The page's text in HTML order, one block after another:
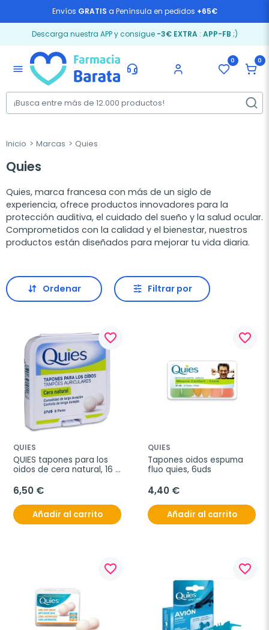
Envíos GRATIS a Península en pedidos +65€
Descarga nuestra APP y consigue -3€ EXTRA: APP-FB ;)
menu
0 0
Inicio Marcas Quies
Quies
Quies, marca francesa con más de un siglo de
experiencia, ofrece productos innovadores para la
protección auditiva, el cuidado del sueño y la salud ocular.
Comprometidos con la calidad y el bienestar, nuestros
productos están diseñados para mejorar tu vida diaria.
Ordenar Filtrar por
favorite_border
QUIES
QUIES tapones para los
oidos de cera natural, 16
6,50 €
Añadir al carrito
favorite_border
QUIES
Tapones oidos espuma
fluo quies, 6uds
4,40 €
Añadir al carrito
favorite_border favorite_border